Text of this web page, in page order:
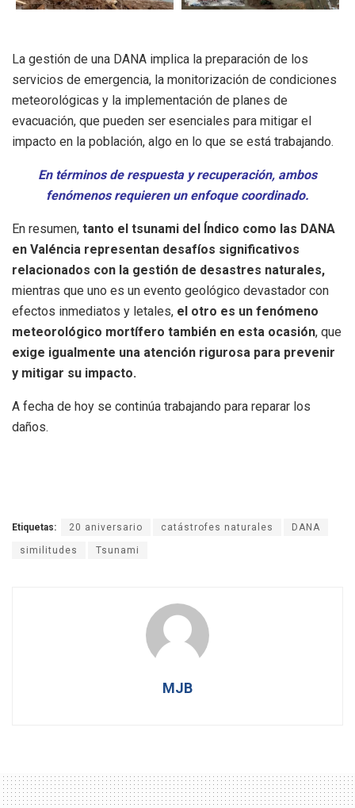
La gestión de una DANA implica la preparación de los
servicios de emergencia, la monitorización de condiciones
meteorológicas y la implementación de planes de
evacuación, que pueden ser esenciales para mitigar el
impacto en la población, algo en lo que se está trabajando.
En términos de respuesta y recuperación, ambos
fenómenos requieren un enfoque coordinado.
En resumen, tanto el tsunami del Índico como las DANA
en Valéncia representan desafíos significativos
relacionados con la gestión de desastres naturales,
mientras que uno es un evento geológico devastador con
efectos inmediatos y letales, el otro es un fenómeno
meteorológico mortífero también en esta ocasión, que
exige igualmente una atención rigurosa para prevenir
y mitigar su impacto.
A fecha de hoy se continúa trabajando para reparar los
daños.
Etiquetas: 20 aniversario catástrofes naturales DANA
similitudes Tsunami
MJB